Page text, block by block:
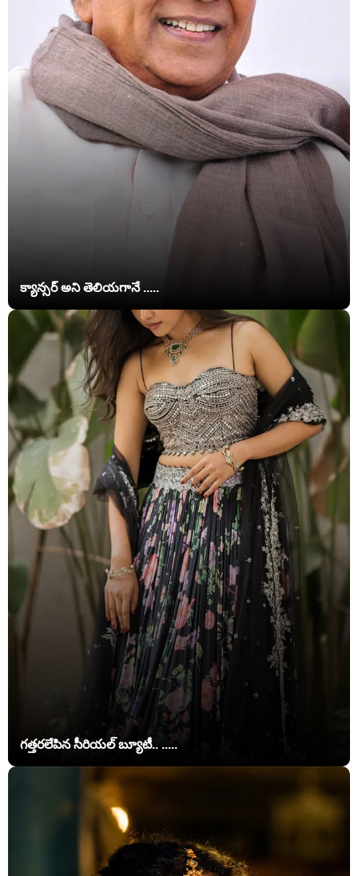
క్యాన్సర్ అని తెలియగానే .....
గత్తరలేపిన సీరియల్ బ్యూటీ.. .....